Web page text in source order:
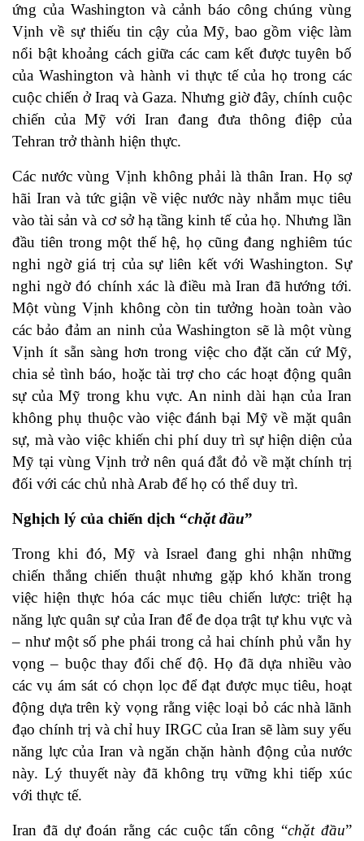
ứng của Washington và cảnh báo công chúng vùng
Vịnh về sự thiếu tin cậy của Mỹ, bao gồm việc làm
nổi bật khoảng cách giữa các cam kết được tuyên bố
của Washington và hành vi thực tế của họ trong các
cuộc chiến ở Iraq và Gaza. Nhưng giờ đây, chính cuộc
chiến của Mỹ với Iran đang đưa thông điệp của
Tehran trở thành hiện thực.
Các nước vùng Vịnh không phải là thân Iran. Họ sợ
hãi Iran và tức giận về việc nước này nhắm mục tiêu
vào tài sản và cơ sở hạ tầng kinh tế của họ. Nhưng lần
đầu tiên trong một thế hệ, họ cũng đang nghiêm túc
nghi ngờ giá trị của sự liên kết với Washington. Sự
nghi ngờ đó chính xác là điều mà Iran đã hướng tới.
Một vùng Vịnh không còn tin tưởng hoàn toàn vào
các bảo đảm an ninh của Washington sẽ là một vùng
Vịnh ít sẵn sàng hơn trong việc cho đặt căn cứ Mỹ,
chia sẻ tình báo, hoặc tài trợ cho các hoạt động quân
sự của Mỹ trong khu vực. An ninh dài hạn của Iran
không phụ thuộc vào việc đánh bại Mỹ về mặt quân
sự, mà vào việc khiến chi phí duy trì sự hiện diện của
Mỹ tại vùng Vịnh trở nên quá đắt đỏ về mặt chính trị
đối với các chủ nhà Arab để họ có thể duy trì.
Nghịch lý của chiến dịch “chặt đầu”
Trong khi đó, Mỹ và Israel đang ghi nhận những
chiến thắng chiến thuật nhưng gặp khó khăn trong
việc hiện thực hóa các mục tiêu chiến lược: triệt hạ
năng lực quân sự của Iran để đe dọa trật tự khu vực và
– như một số phe phái trong cả hai chính phủ vẫn hy
vọng – buộc thay đổi chế độ. Họ đã dựa nhiều vào
các vụ ám sát có chọn lọc để đạt được mục tiêu, hoạt
động dựa trên kỳ vọng rằng việc loại bỏ các nhà lãnh
đạo chính trị và chỉ huy IRGC của Iran sẽ làm suy yếu
năng lực của Iran và ngăn chặn hành động của nước
này. Lý thuyết này đã không trụ vững khi tiếp xúc
với thực tế.
Iran đã dự đoán rằng các cuộc tấn công “chặt đầu”